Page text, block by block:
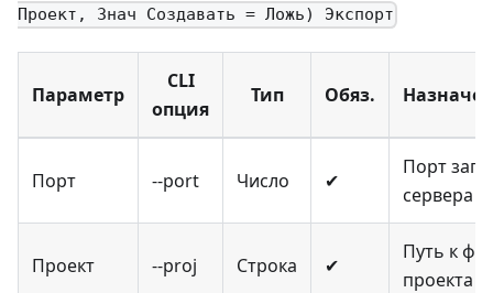
Проект, Знач Создавать = Ложь) Экспорт
Параметр
CLI
опция
Тип Обяз.
Порт --port Число ✔
Порт
сервера
Проект --proj Строка ✔
Путь к
проекта